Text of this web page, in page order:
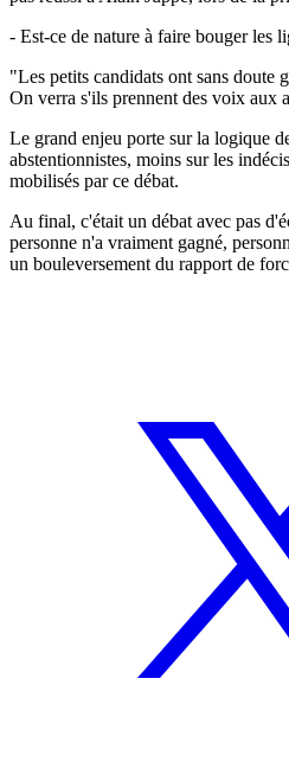
- Est-ce de nature à faire bouger les
"Les petits candidats ont sans doute
On verra s'ils prennent des voix aux
Le grand enjeu porte sur la logique
abstentionnistes, moins sur les
mobilisés par ce débat.
Au final, c'était un débat avec pas
personne n'a vraiment gagné,
un bouleversement du rapport de